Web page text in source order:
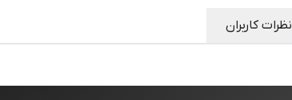
نظرات کاربران